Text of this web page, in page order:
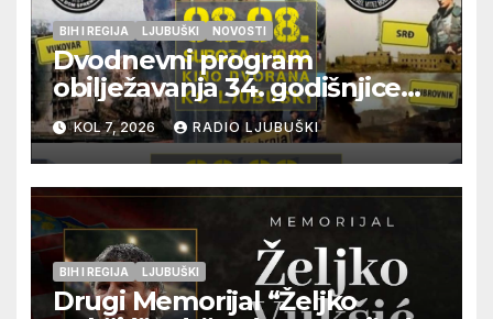
BIH I REGIJA LJUBUŠKI NOVOSTI
Dvodnevni program
obilježavanja 34. godišnjice
pogibije generala Blaža
Kraljevića i osmorice
pripadnika HOS-a
KOL 7, 2026 RADIO LJUBUŠKI
BIH I REGIJA LJUBUŠKI
Drugi Memorijal “Željko